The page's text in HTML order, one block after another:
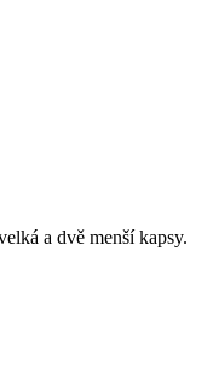
a dvě menší kapsy.